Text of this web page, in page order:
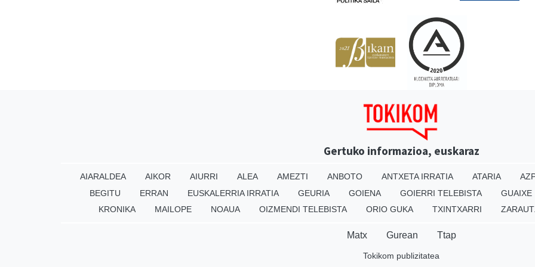
Gertuko informazioa, euskaraz
AIARALDEA AIKOR AIURRI ALEA AMEZTI ANBOTO ANTXETA IRRATIA ATARIA
BEGITU
ERRAN EUSKALERRIA IRRATIA GEURIA GOIENA GOIERRI TELEBISTA
GUAIXE
KRONIKA
MAILOPE NOAUA OIZMENDI TELEBISTA ORIO GUKA TXINTXARRI
Matx Gurean Ttap
Tokikom publizitatea